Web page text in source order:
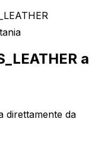
a
direttamente da